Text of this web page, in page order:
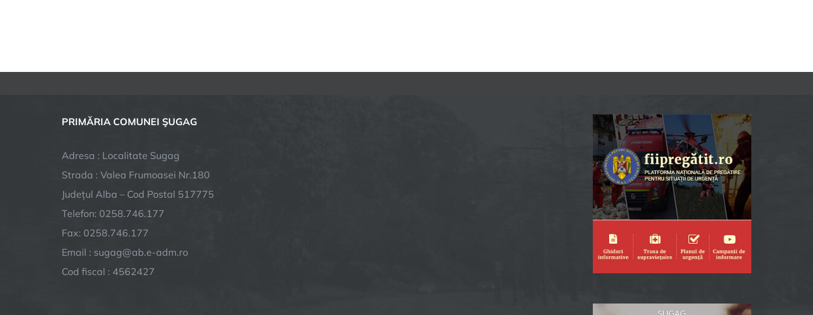
PRIMĂRIA COMUNEI ŞUGAG
Adresa : Localitate Sugag
Strada : Valea Frumoasei Nr.180
Județul Alba – Cod Postal 517775
Telefon: 0258.746.177
Fax: 0258.746.177
Email : sugag@ab.e-adm.ro
Cod fiscal : 4562427